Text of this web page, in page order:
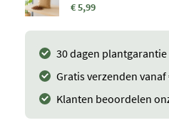
€ 5,99
30 dagen plantgarantie
Gratis verzenden vanaf
Klanten beoordelen